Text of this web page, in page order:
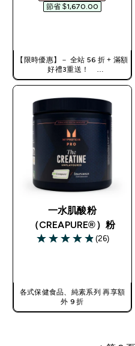
節省 $1,670.00‎
【限時優惠】－ 全站 56 折 + 滿額
好禮3重送！
使用優惠碼，獲得額外折扣：
一水肌酸粉
（CREAPURE®）粉
4.88 out of 5 stars
(26)
各式保健食品、純素系列 再享額
外 9 折